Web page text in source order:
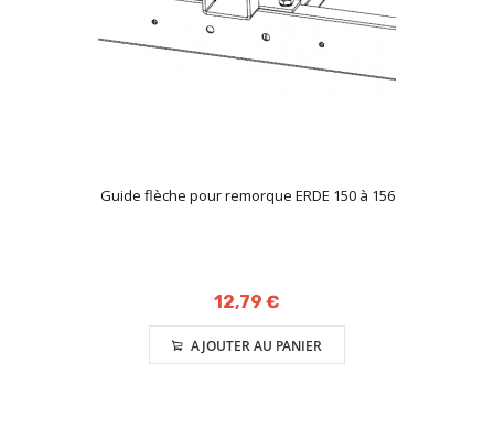
Guide flèche pour remorque ERDE 150 à 156
12,79 €
AJOUTER AU PANIER